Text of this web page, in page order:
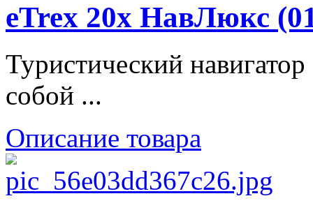
eTrex 20x НавЛюкс
Туристический
собой ...
Описание товара